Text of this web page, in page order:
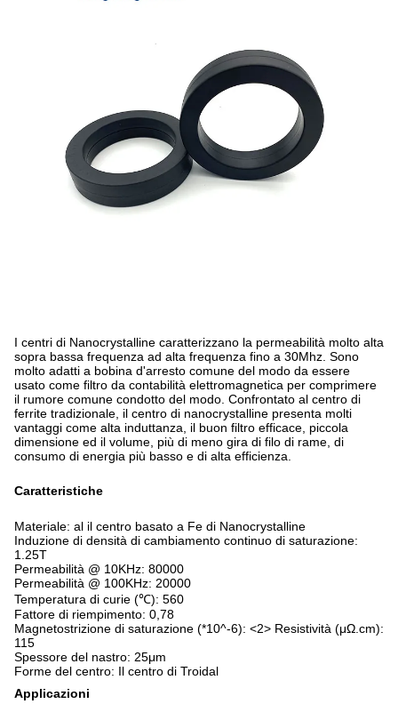
I centri di Nanocrystalline caratterizzano la permeabilità molto alta
sopra bassa frequenza ad alta frequenza fino a 30Mhz. Sono
molto adatti a bobina d'arresto comune del modo da essere
usato come filtro da contabilità elettromagnetica per comprimere
il rumore comune condotto del modo. Confrontato al centro di
ferrite tradizionale, il centro di nanocrystalline presenta molti
vantaggi come alta induttanza, il buon filtro efficace, piccola
dimensione ed il volume, più di meno gira di filo di rame, di
consumo di energia più basso e di alta efficienza.
Caratteristiche
Materiale: al il centro basato a Fe di Nanocrystalline
Induzione di densità di cambiamento continuo di saturazione:
1.25T
Permeabilità @ 10KHz: 80000
Permeabilità @ 100KHz: 20000
Temperatura di curie (℃): 560
Fattore di riempimento: 0,78
Magnetostrizione di saturazione (*10^-6): <2> Resistività (μΩ.cm):
115
Spessore del nastro: 25μm
Forme del centro: Il centro di Troidal
Applicazioni